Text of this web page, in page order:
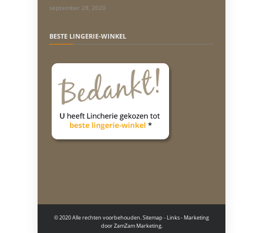
september 28, 2020
BESTE LINGERIE-WINKEL
© 2020 Alle rechten voorbehouden.Sitemap - Links- Marketing
doorZamZam Marketing.